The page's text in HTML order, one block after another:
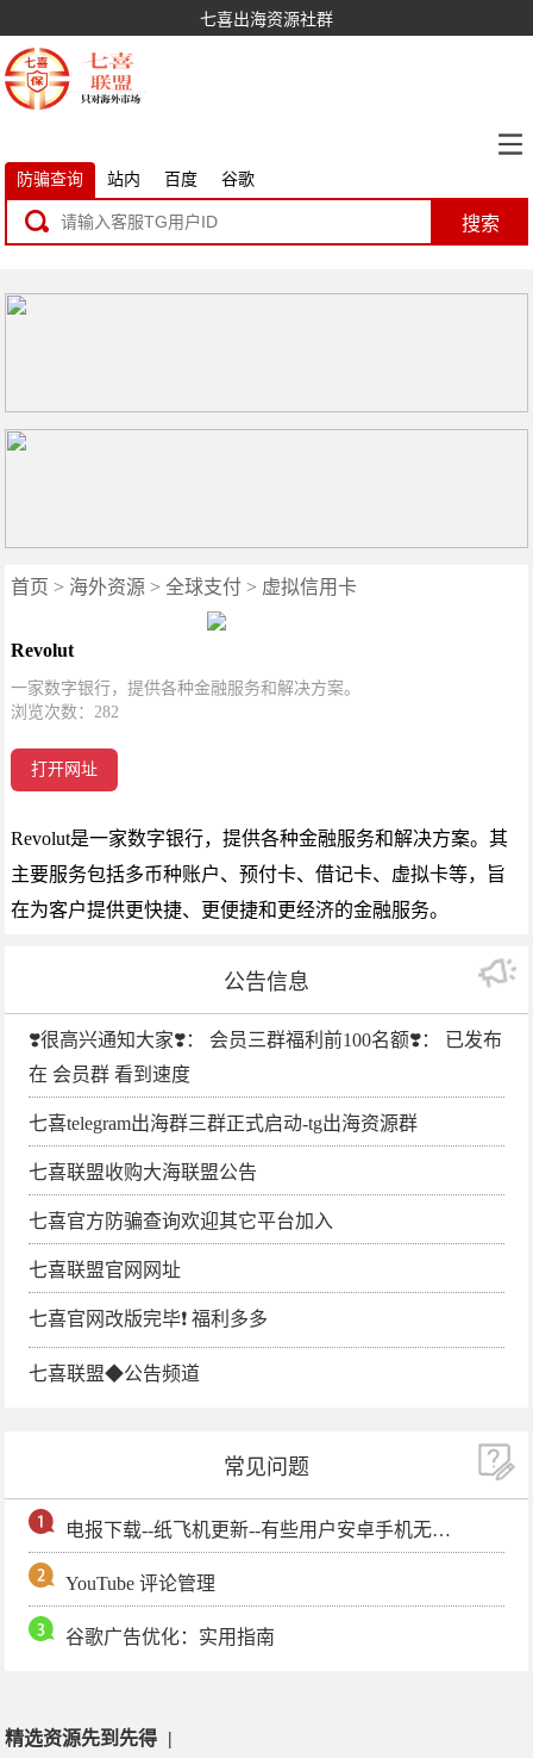
七喜出海资源社群
防骗查询 站内 百度 谷歌
搜索
首页 > 海外资源 >全球支付 > 虚拟信用卡
Revolut
一家数字银行，提供各种金融服务和解决方案。
浏览次数：282
打开网址
Revolut是一家数字银行，提供各种金融服务和解决方案。其
主要服务包括多币种账户、预付卡、借记卡、虚拟卡等，旨
在为客户提供更快捷、更便捷和更经济的金融服务。
公告信息
❣️很高兴通知大家❣️： 会员三群福利前100名额❣️： 已发布
在 会员群 看到速度
七喜telegram出海群三群正式启动-tg出海资源群
七喜联盟收购大海联盟公告
七喜官方防骗查询欢迎其它平台加入
七喜联盟官网网址
七喜官网改版完毕❗️ 福利多多
七喜联盟◆公告频道
常见问题
电报下载--纸飞机更新--有些用户安卓手机无法更新电报软件
YouTube 评论管理
谷歌广告优化：实用指南
精选资源先到先得 |